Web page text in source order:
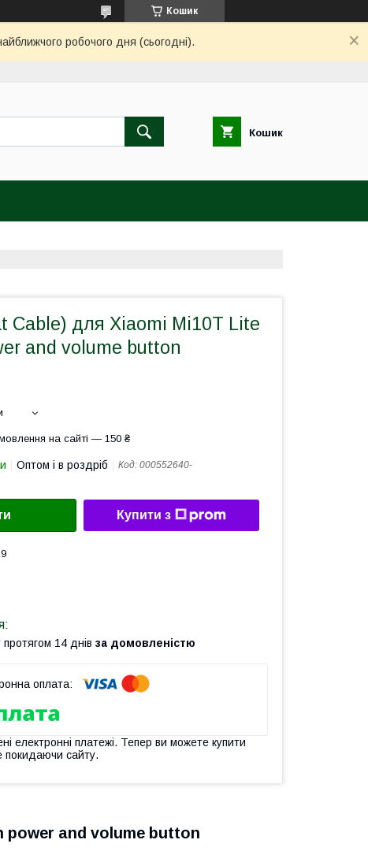
Кошик
робочого дня (сьогодні).
Кошик
для Xiaomi Mi10T Lite
and volume button
на сайті — 150 ₴
Оптом і в роздріб Код: 000552640-
Купити з
14 днів за домовленістю
електронні платежі. Тепер ви можете купити
покидаючи сайту.
power and volume button